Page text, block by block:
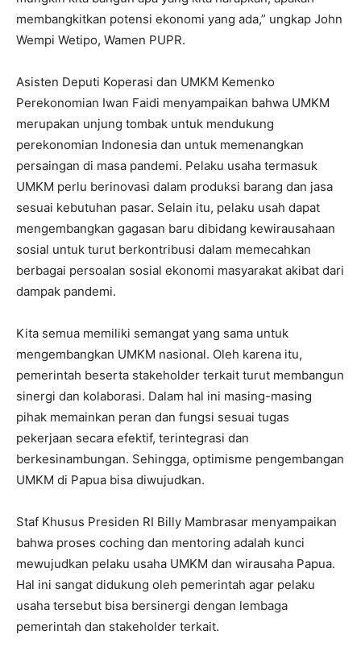
membangkitkan potensi ekonomi yang ada,” ungkap John
Wempi Wetipo, Wamen PUPR.
Asisten Deputi Koperasi dan UMKM Kemenko
Perekonomian Iwan Faidi menyampaikan bahwa UMKM
merupakan unjung tombak untuk mendukung
perekonomian Indonesia dan untuk memenangkan
persaingan di masa pandemi. Pelaku usaha termasuk
UMKM perlu berinovasi dalam produksi barang dan jasa
sesuai kebutuhan pasar. Selain itu, pelaku usah dapat
mengembangkan gagasan baru dibidang kewirausahaan
sosial untuk turut berkontribusi dalam memecahkan
berbagai persoalan sosial ekonomi masyarakat akibat dari
dampak pandemi.
Kita semua memiliki semangat yang sama untuk
mengembangkan UMKM nasional. Oleh karena itu,
pemerintah beserta stakeholder terkait turut membangun
sinergi dan kolaborasi. Dalam hal ini masing-masing
pihak memainkan peran dan fungsi sesuai tugas
pekerjaan secara efektif, terintegrasi dan
berkesinambungan. Sehingga, optimisme pengembangan
UMKM di Papua bisa diwujudkan.
Staf Khusus Presiden RI Billy Mambrasar menyampaikan
bahwa proses coching dan mentoring adalah kunci
mewujudkan pelaku usaha UMKM dan wirausaha Papua.
Hal ini sangat didukung oleh pemerintah agar pelaku
usaha tersebut bisa bersinergi dengan lembaga
pemerintah dan stakeholder terkait.